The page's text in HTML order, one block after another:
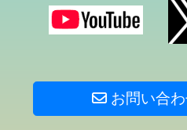
お問い合